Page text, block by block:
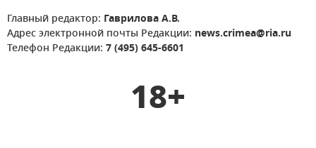
Главный редактор: Гаврилова А.В.
Адрес электронной почты Редакции: news.crimea@ria.ru
Телефон Редакции: 7 (495) 645-6601
18+